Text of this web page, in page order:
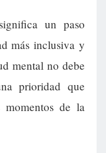
un paso
más inclusiva y
mental no debe
prioridad que
momentos de la